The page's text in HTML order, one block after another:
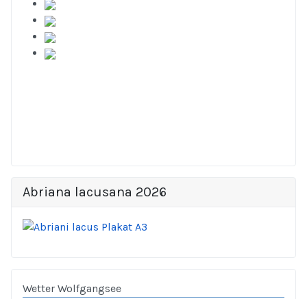
Abriana lacusana 2026
Wetter Wolfgangsee